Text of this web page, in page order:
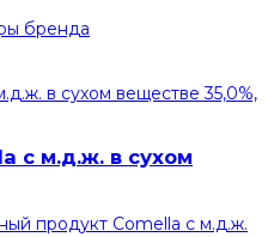
бренда
с м.д.ж. в сухом